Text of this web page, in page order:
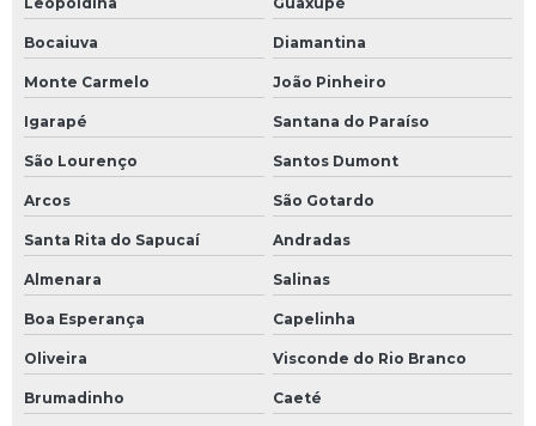
Bocaiuva Diamantina
Monte Carmelo João Pinheiro
Igarapé Santana do Paraíso
São Lourenço Santos Dumont
Arcos São Gotardo
Santa Rita do Sapucaí Andradas
Almenara Salinas
Boa Esperança Capelinha
Oliveira Visconde do Rio Branco
Brumadinho Caeté